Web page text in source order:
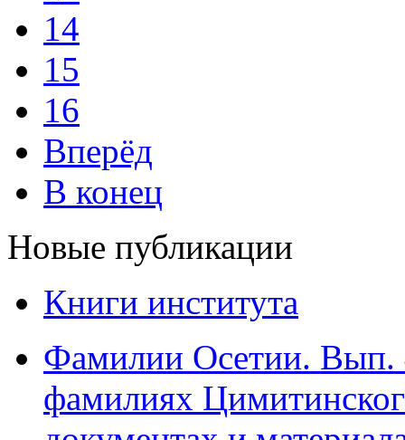
14
15
16
Вперёд
В конец
Новые публикации
Книги института
Фамилии Осетии. Вып.
фамилиях